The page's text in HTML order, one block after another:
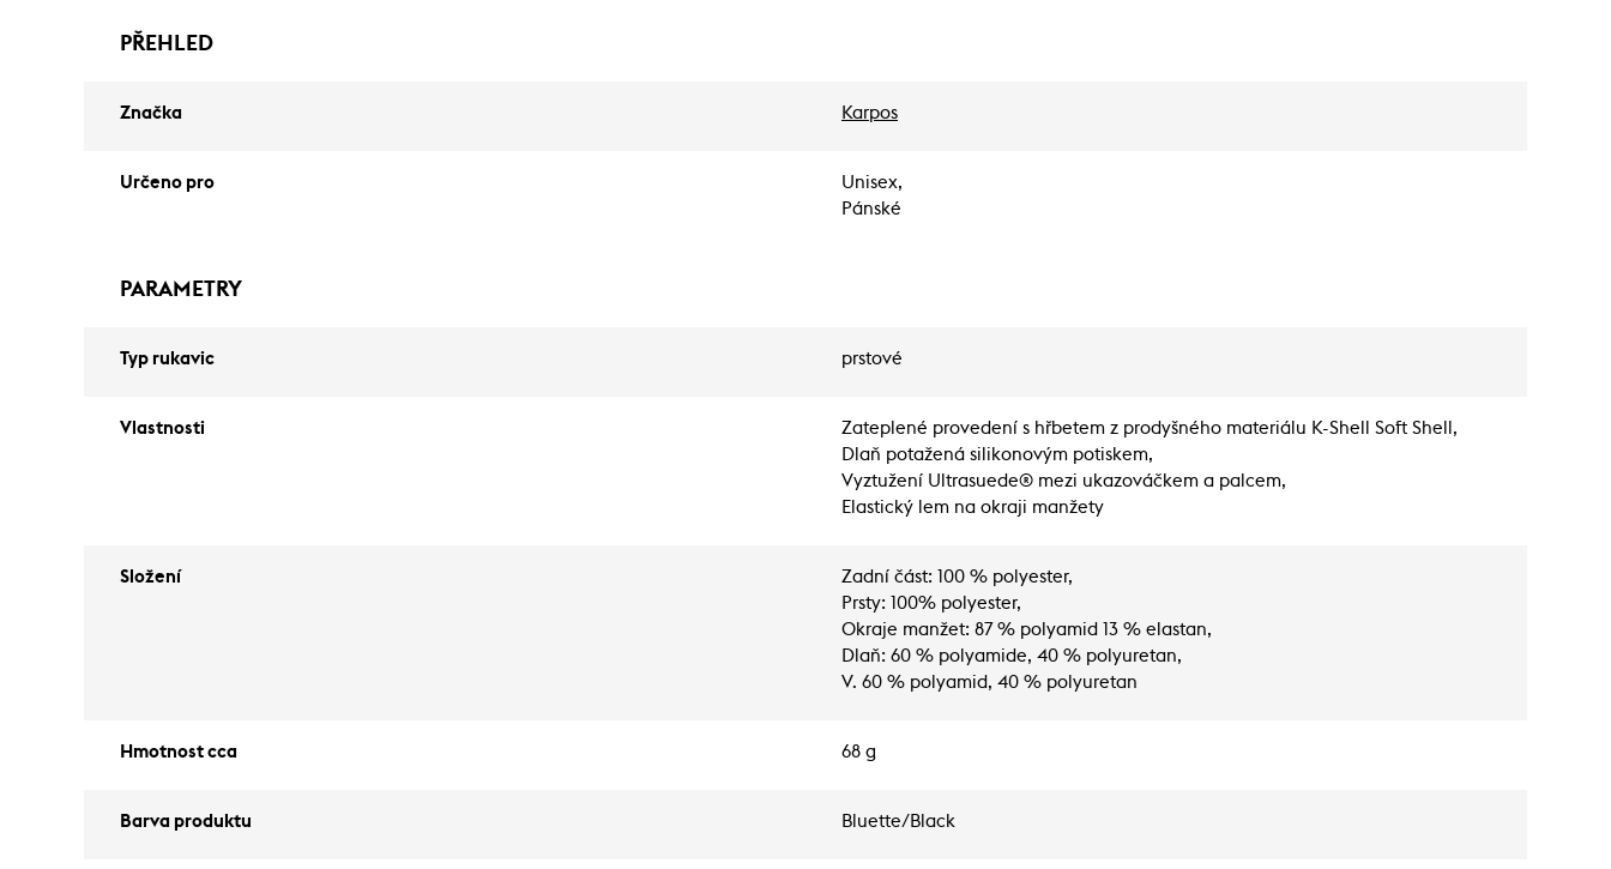
PŘEHLED
Značka Karpos
Určeno pro
Unisex,
Pánské
PARAMETRY
Typ rukavic prstové
Vlastnosti
Zateplené provedení s hřbetem z prodyšného materiálu K-Shell Soft Shell,
Dlaň potažená silikonovým potiskem,
Vyztužení Ultrasuede® mezi ukazováčkem a palcem,
Elastický lem na okraji manžety
Složení
Zadní část: 100 % polyester,
Prsty: 100% polyester,
Okraje manžet: 87 % polyamid 13 % elastan,
Dlaň: 60 % polyamide, 40 % polyuretan,
V. 60 % polyamid, 40 % polyuretan
Hmotnost cca 68 g
Barva produktu Bluette/Black